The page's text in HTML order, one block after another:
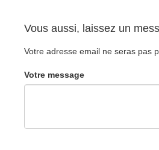
Vous aussi, laissez un
Votre adresse email ne seras pas
Votre message